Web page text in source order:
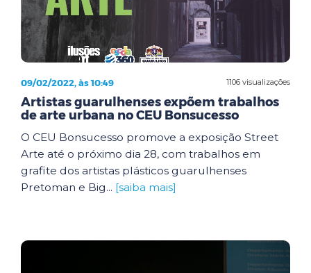
1106 visualizações
09/02/2022, às 10:49
Artistas guarulhenses expõem trabalhos
de arte urbana no CEU Bonsucesso
O CEU Bonsucesso promove a exposição Street
Arte até o próximo dia 28, com trabalhos em
grafite dos artistas plásticos guarulhenses
Pretoman e Big... [saiba mais]